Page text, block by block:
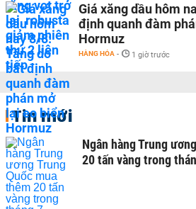
Giá xăng dầu hôm
định quanh đàm
Hormuz
HÀNG HÓA - 1 giờ trước
Tin mới
Ngân hàng Trung
20 tấn vàng trong